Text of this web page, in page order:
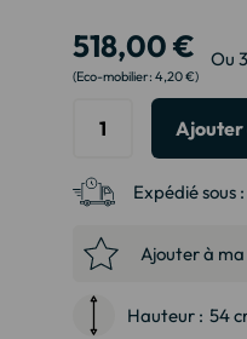
518,00 €
4,20 €
Ou
Ajouter
Expédié sous :
Ajouter à
Hauteur : 54